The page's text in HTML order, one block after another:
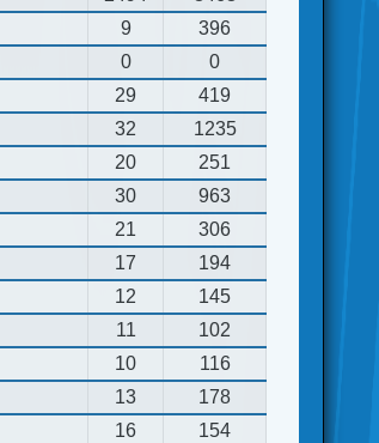
9
396
0
0
29
419
32
1235
20
251
30
963
21
306
17
194
12
145
11
102
10
116
13
178
16
154